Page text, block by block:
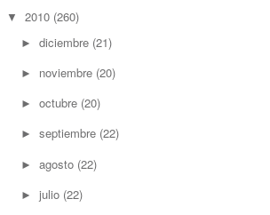
▼ 2010 (260)
► diciembre (21)
► noviembre (20)
► octubre (20)
► septiembre (22)
► agosto (22)
► julio (22)